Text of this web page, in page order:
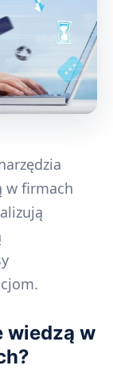
w firmach
wiedzą w